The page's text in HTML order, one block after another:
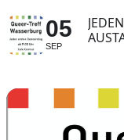
05
SEP